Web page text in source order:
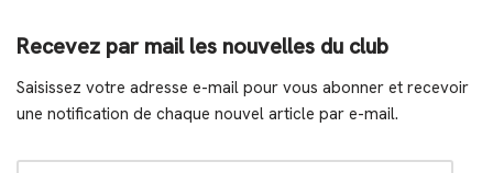
Recevez par mail les nouvelles du club
Saisissez votre adresse e-mail pour vous abonner et recevoir
une notification de chaque nouvel article par e-mail.